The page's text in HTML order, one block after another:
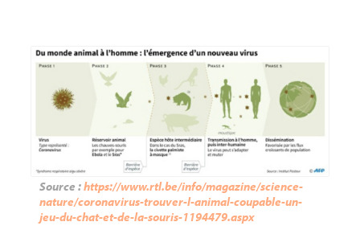
Source :https://www.rtl.be/info/magazine/science-
nature/coronavirus-trouver-l-animal-coupable-un-
jeu-du-chat-et-de-la-souris-1194479.aspx